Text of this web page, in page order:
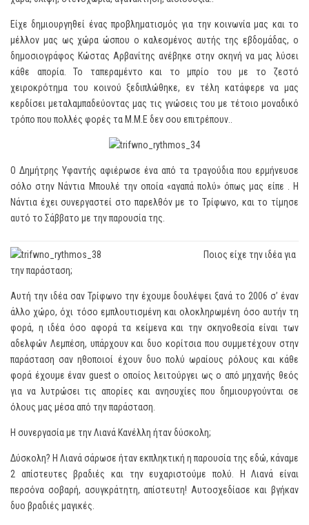
Είχε δημιουργηθεί ένας προβληματισμός για την κοινωνία μας και το
μέλλον μας ως χώρα ώσπου ο καλεσμένος αυτής της εβδομάδας, ο
δημοσιογράφος Κώστας Αρβανίτης ανέβηκε στην σκηνή να μας λύσει
κάθε απορία. Το ταπεραμέντο και το μπρίο του με το ζεστό
χειροκρότημα του κοινού ξεδιπλώθηκε, εν τέλη κατάφερε να μας
κερδίσει μεταλαμπαδεύοντας μας τις γνώσεις του με τέτοιο μοναδικό
τρόπο που πολλές φορές τα Μ.Μ.Ε δεν σου επιτρέπουν..
Ο Δημήτρης Υφαντής αφιέρωσε ένα από τα τραγούδια που ερμήνευσε
σόλο στην Νάντια Μπουλέ την οποία «αγαπά πολύ» όπως μας είπε . Η
Νάντια έχει συνεργαστεί στο παρελθόν με το Τρίφωνο, και το τίμησε
αυτό το Σάββατο με την παρουσία της.
Ποιος είχε την ιδέα για
την παράσταση;
Αυτή την ιδέα σαν Τρίφωνο την έχουμε δουλέψει ξανά το 2006 σ’ έναν
άλλο χώρο, όχι τόσο εμπλουτισμένη και ολοκληρωμένη όσο αυτήν τη
φορά, η ιδέα όσο αφορά τα κείμενα και την σκηνοθεσία είναι των
αδελφών Λεμπέση, υπάρχουν και δυο κορίτσια που συμμετέχουν στην
παράσταση σαν ηθοποιοί έχουν δυο πολύ ωραίους ρόλους και κάθε
φορά έχουμε έναν guest ο οποίος λειτούργει ως ο από μηχανής θεός
για να λυτρώσει τις απορίες και ανησυχίες που δημιουργούνται σε
όλους μας μέσα από την παράσταση.
Η συνεργασία με την Λιανά Κανέλλη ήταν δύσκολη;
Δύσκολη? Η Λιανά σάρωσε ήταν εκπληκτική η παρουσία της εδώ, κάναμε
2 απίστευτες βραδιές και την ευχαριστούμε πολύ. Η Λιανά είναι
περσόνα σοβαρή, ασυγκράτητη, απίστευτη! Αυτοσχεδίασε και βγήκαν
δυο βραδιές μαγικές.